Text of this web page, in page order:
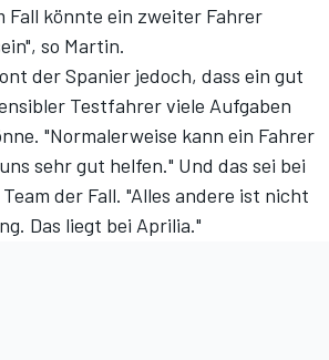
Fall könnte ein zweiter Fahrer
so Martin.
der Spanier jedoch, dass ein gut
Testfahrer viele Aufgaben
"Normalerweise kann ein Fahrer
sehr gut helfen." Und das sei bei
der Fall. "Alles andere ist nicht
Das liegt bei Aprilia."